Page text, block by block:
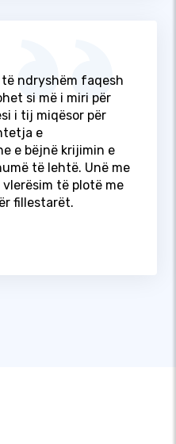
ndryshëm faqesh
si më i miri për
i tij miqësor për
e
e bëjnë krijimin e
të lehtë. Unë me
vlerësim të plotë me
fillestarët.